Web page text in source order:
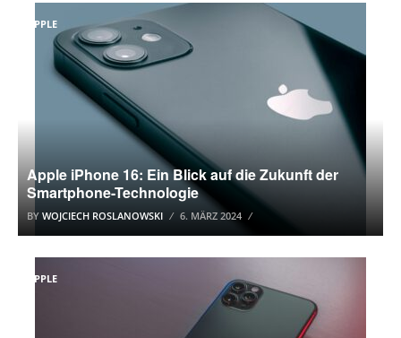
APPLE
Apple iPhone 16: Ein Blick auf die Zukunft der
Smartphone-Technologie
BY WOJCIECH ROSLANOWSKI 6. MÄRZ 2024
APPLE